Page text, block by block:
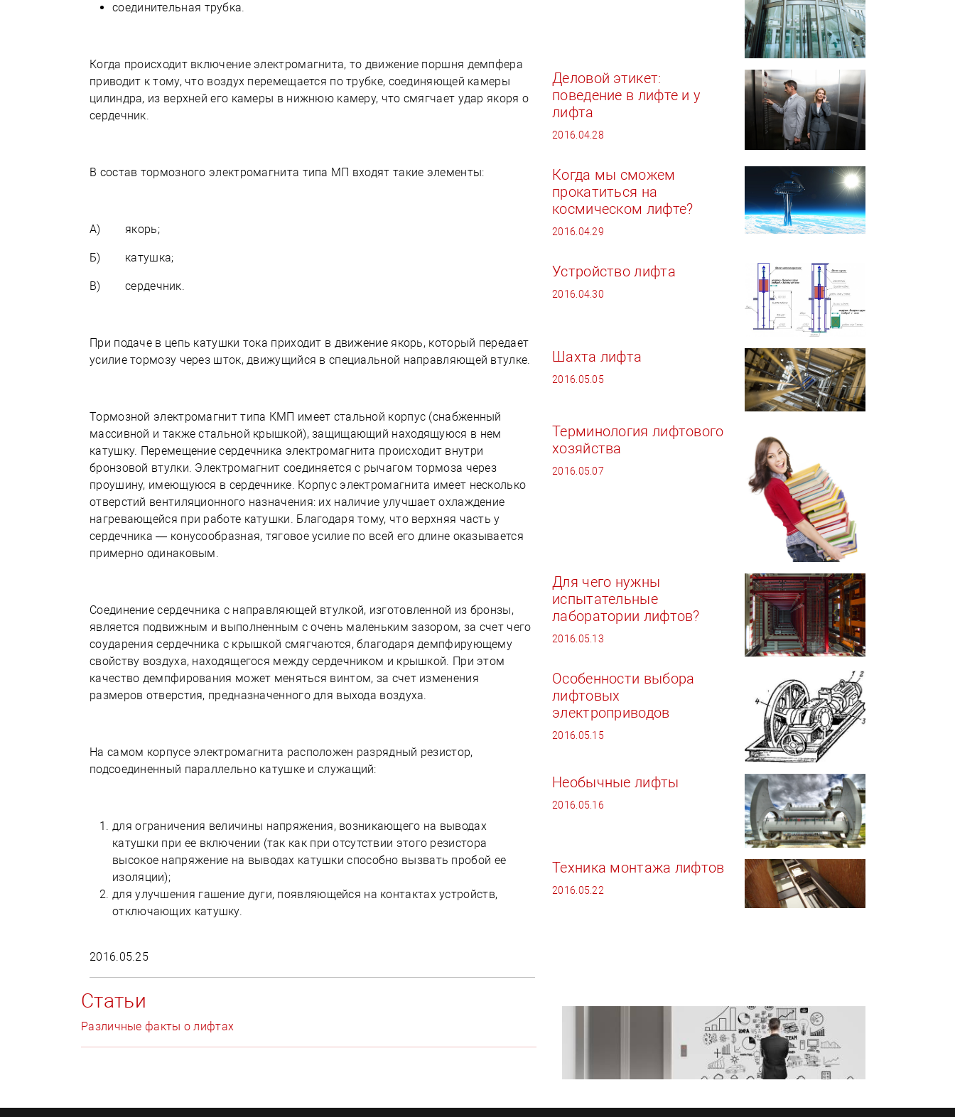
соединительная трубка.
Когда происходит включение электромагнита, то движение поршня демпфера
приводит к тому, что воздух перемещается по трубке, соединяющей камеры
цилиндра, из верхней его камеры в нижнюю камеру, что смягчает удар якоря о
сердечник.
В состав тормозного электромагнита типа МП входят такие элементы:
А) якорь;
Б) катушка;
В) сердечник.
При подаче в цепь катушки тока приходит в движение якорь, который передает
усилие тормозу через шток, движущийся в специальной направляющей втулке.
Тормозной электромагнит типа КМП имеет стальной корпус (снабженный
массивной и также стальной крышкой), защищающий находящуюся в нем
катушку. Перемещение сердечника электромагнита происходит внутри
бронзовой втулки. Электромагнит соединяется с рычагом тормоза через
проушину, имеющуюся в сердечнике. Корпус электромагнита имеет несколько
отверстий вентиляционного назначения: их наличие улучшает охлаждение
нагревающейся при работе катушки. Благодаря тому, что верхняя часть у
сердечника — конусообразная, тяговое усилие по всей его длине оказывается
примерно одинаковым.
Соединение сердечника с направляющей втулкой, изготовленной из бронзы,
является подвижным и выполненным с очень маленьким зазором, за счет чего
соударения сердечника с крышкой смягчаются, благодаря демпфирующему
свойству воздуха, находящегося между сердечником и крышкой. При этом
качество демпфирования может меняться винтом, за счет изменения
размеров отверстия, предназначенного для выхода воздуха.
На самом корпусе электромагнита расположен разрядный резистор,
подсоединенный параллельно катушке и служащий:
для ограничения величины напряжения, возникающего на выводах
катушки при ее включении (так как при отсутствии этого резистора
высокое напряжение на выводах катушки способно вызвать пробой ее
изоляции);
для улучшения гашение дуги, появляющейся на контактах устройств,
отключающих катушку.
2016.05.25
Деловой этикет:
поведение в лифте и у
лифта
2016.04.28
Когда мы сможем
прокатиться на
космическом лифте?
2016.04.29
Устройство лифта
2016.04.30
Шахта лифта
2016.05.05
Терминология лифтового
хозяйства
2016.05.07
Для чего нужны
испытательные
лаборатории лифтов?
2016.05.13
Особенности выбора
лифтовых
электроприводов
2016.05.15
Необычные лифты
2016.05.16
Техника монтажа лифтов
2016.05.22
Статьи
Различные факты о лифтах